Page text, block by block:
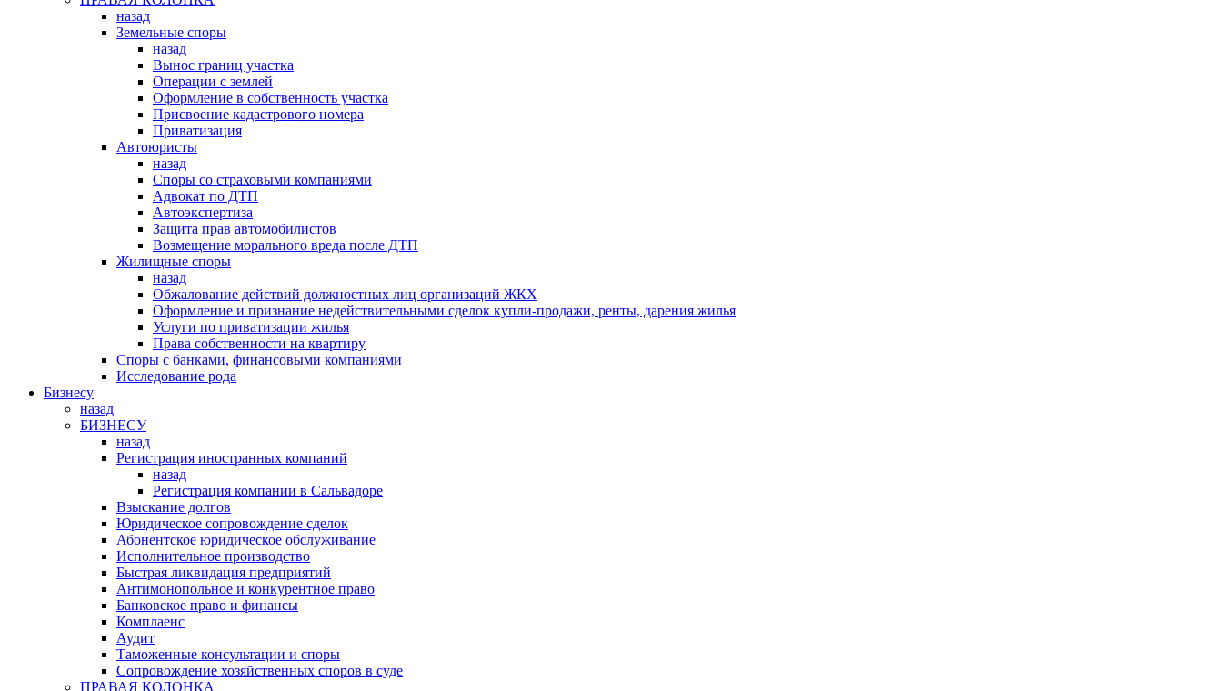
назад
Земельные споры
назад
Вынос границ участка
Операции с землей
Оформление в собственность участка
Присвоение кадастрового номера
Приватизация
Автоюристы
назад
Споры со страховыми компаниями
Адвокат по ДТП
Автоэкспертиза
Защита прав автомобилистов
Возмещение морального вреда после ДТП
Жилищные споры
назад
Обжалование действий должностных лиц организаций ЖКХ
Оформление и признание недействительными сделок купли-продажи, ренты, дарения жилья
Услуги по приватизации жилья
Права собственности на квартиру
Cпоры с банками, финансовыми компаниями
Исследование рода
Бизнесу
назад
БИЗНЕСУ
назад
Регистрация иностранных компаний
назад
Регистрация компании в Сальвадоре
Взыскание долгов
Юридическое сопровождение сделок
Абонентское юридическое обслуживание
Исполнительное производство
Быстрая ликвидация предприятий
Антимонопольное и конкурентное право
Банковское право и финансы
Комплаенс
Аудит
Таможенные консультации и споры
Сопровождение хозяйственных споров в суде
ПРАВАЯ КОЛОНКА